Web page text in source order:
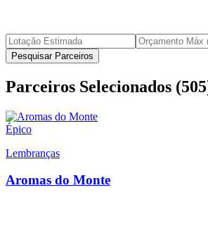
Pesquisar Parceiros
Parceiros Selecionados (505
Épico
Lembranças
Aromas do Monte